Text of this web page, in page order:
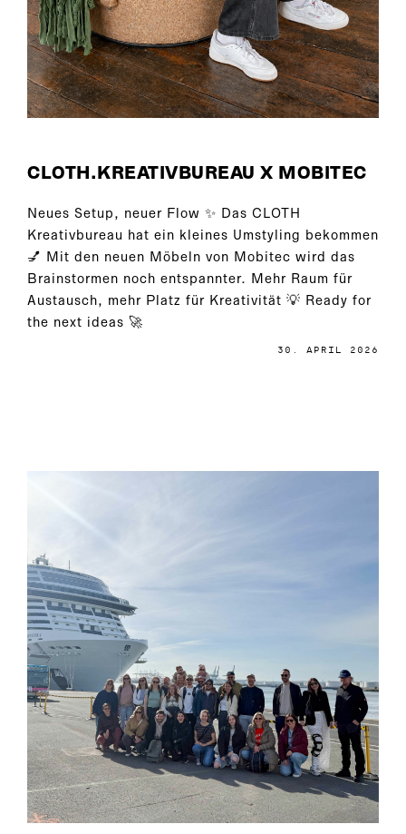
CLOTH.KREATIVBUREAU X MOBITEC
Neues Setup, neuer Flow ✨ Das CLOTH
Kreativbureau hat ein kleines Umstyling bekommen
💅 Mit den neuen Möbeln von Mobitec wird das
Brainstormen noch entspannter. Mehr Raum für
Austausch, mehr Platz für Kreativität 💡 Ready for
the next ideas 🚀
30. APRIL 2026